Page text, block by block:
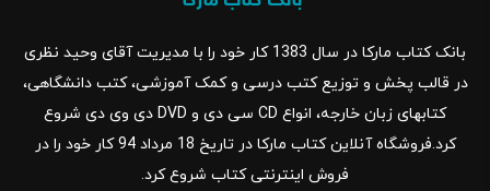
بانک کتاب مارکا در سال 1383 کار خود را با مدیریت آقای وحید نظری
در قالب پخش و توزیع کتب درسی و کمک آموزشی، کتب دانشگاهی،
کتابهای زبان خارجه، انواع CD سی دی و DVD دی وی دی شروع
کرد.فروشگاه آنلاین کتاب مارکا در تاریخ 18 مرداد 94 کار خود را در
فروش اینترنتی کتاب شروع کرد.